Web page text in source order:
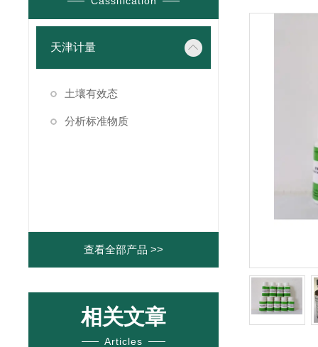
天津计量
土壤有效态
分析标准物质
查看全部产品 >>
相关文章
Articles